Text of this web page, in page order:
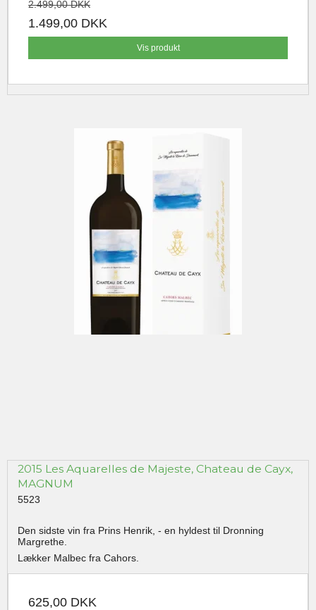
2.499,00 DKK
1.499,00 DKK
Vis produkt
2015 Les Aquarelles de Majeste, Chateau de Cayx,
MAGNUM
5523
Den sidste vin fra Prins Henrik, - en hyldest til Dronning
Margrethe.
Lækker Malbec fra Cahors.
625,00 DKK